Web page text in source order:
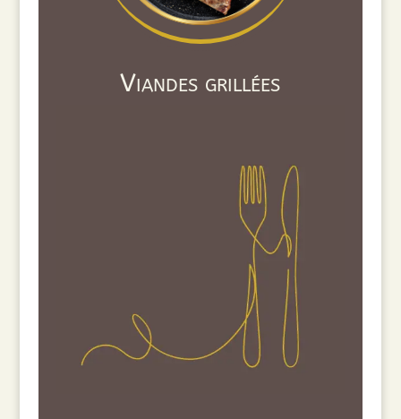
Viandes grillées